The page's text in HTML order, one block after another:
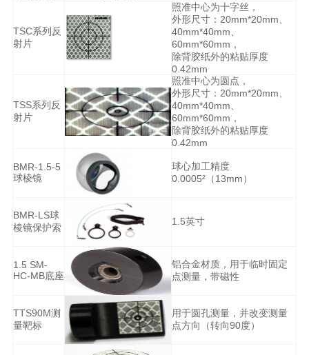
TSC系列反
射片
照准中心为十字丝，
外形尺寸：20mm*20mm、
40mm*40mm、
60mm*60mm，
除背胶纸外的粘贴厚度
0.42mm
TSS系列反
射片
照准中心为圆点，
外形尺寸：20mm*20mm、
40mm*40mm、
60mm*60mm，
除背胶纸外的粘贴厚度
0.42mm
BMR-1.5-5
球棱镜
球心加工精度
0.0005²（13mm）
BMR-LS球
棱镜保护索
1.5英寸
1.5 SM-
HC-MB底座
铝合金材质，用于临时固定
点测量，带磁性
TTS90M测
量靶标
用于圆孔测量，并改变测量
点方向（转向90度）